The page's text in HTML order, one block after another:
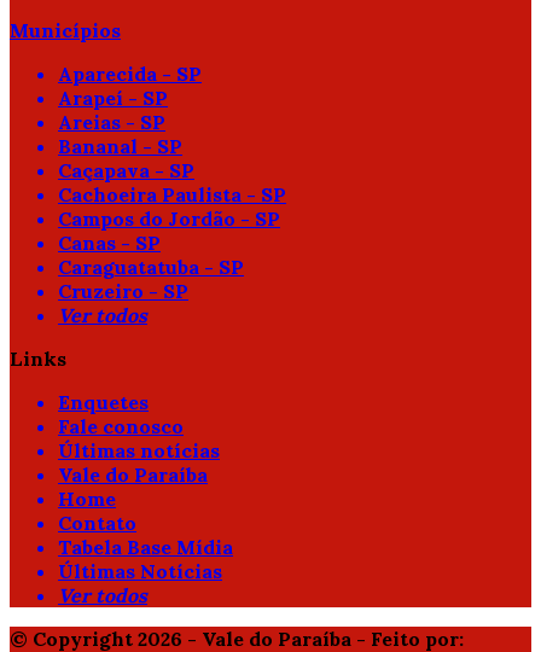
Municípios
Aparecida - SP
Arapeí - SP
Areias - SP
Bananal - SP
Caçapava - SP
Cachoeira Paulista - SP
Campos do Jordão - SP
Canas - SP
Caraguatatuba - SP
Cruzeiro - SP
Ver todos
Links
Enquetes
Fale conosco
Últimas notícias
Vale do Paraíba
Home
Contato
Tabela Base Mídia
Últimas Notícias
Ver todos
© Copyright 2026 - Vale do Paraíba - Feito por: